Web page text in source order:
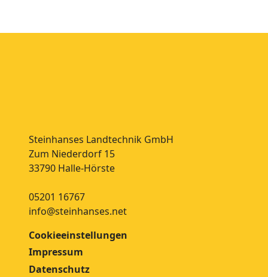
Steinhanses Landtechnik GmbH
Zum Niederdorf 15
33790 Halle-Hörste
05201 16767
info@steinhanses.net
Cookieeinstellungen
Impressum
Datenschutz